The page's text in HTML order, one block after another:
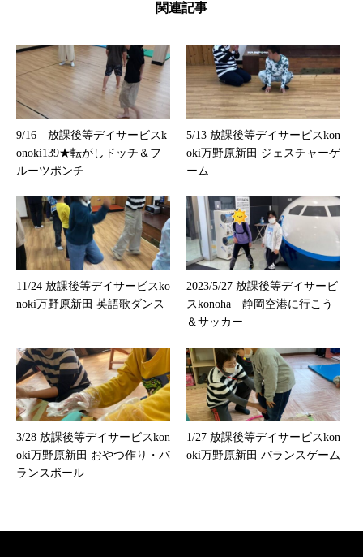
関連記事
9/16 放課後等デイサービスk
onoki139★転がしドッチ＆フ
ルーツポンチ
5/13 放課後等デイサービスkon
oki万野原新田 ジェスチャーゲ
ーム
11/24 放課後等デイサービスko
noki万野原新田 英語歌ダンス
2023/5/27 放課後等デイサービ
スkonoha 静岡空港に行こう
＆サッカー
3/28 放課後等デイサービスkon
oki万野原新田 おやつ作り・バ
ランスボール
1/27 放課後等デイサービスkon
oki万野原新田 バランスゲーム